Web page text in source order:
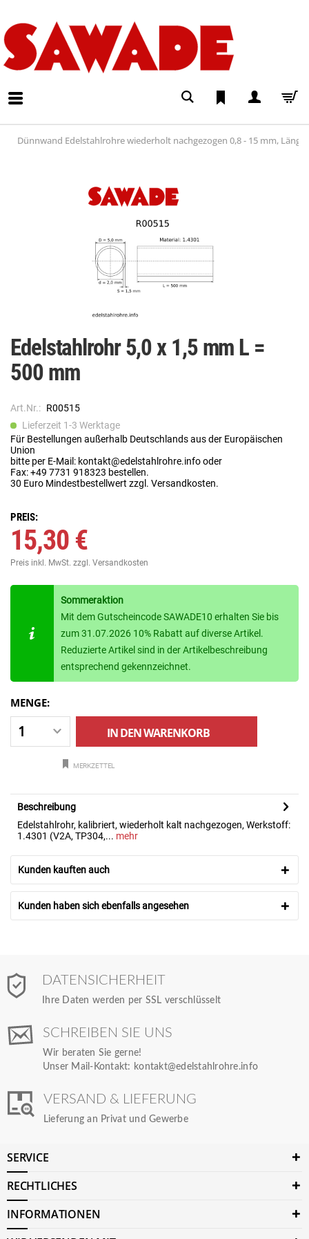
Dünnwand Edelstahlrohre wiederholt nachgezogen 0,8 - 15 mm, Länge
Edelstahlrohr 5,0 x 1,5 mm L =
500 mm
Art.Nr.: R00515
Lieferzeit 1-3 Werktage
Für Bestellungen außerhalb Deutschlands aus der Europäischen
Union
bitte per E-Mail: kontakt@edelstahlrohre.info oder
Fax: +49 7731 918323 bestellen.
30 Euro Mindestbestellwert zzgl. Versandkosten.
PREIS:
15,30 €
Preis inkl. MwSt. zzgl. Versandkosten
Sommeraktion
Mit dem Gutscheincode SAWADE10 erhalten Sie bis
zum 31.07.2026 10% Rabatt auf diverse Artikel.
Reduzierte Artikel sind in der Artikelbeschreibung
entsprechend gekennzeichnet.
MENGE:
IN DENWARENKORB
MERKZETTEL
Beschreibung
Edelstahlrohr, kalibriert, wiederholt kalt nachgezogen, Werkstoff:
1.4301 (V2A, TP304,... mehr
Kunden kauften auch
Kunden haben sich ebenfalls angesehen
DATENSICHERHEIT
Ihre Daten werden per SSL verschlüsselt
SCHREIBEN SIE UNS
Wir beraten Sie gerne!
Unser Mail-Kontakt: kontakt@edelstahlrohre.info
VERSAND & LIEFERUNG
Lieferung an Privat und Gewerbe
SERVICE
RECHTLICHES
INFORMATIONEN